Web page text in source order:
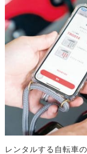
レンタルする自転車